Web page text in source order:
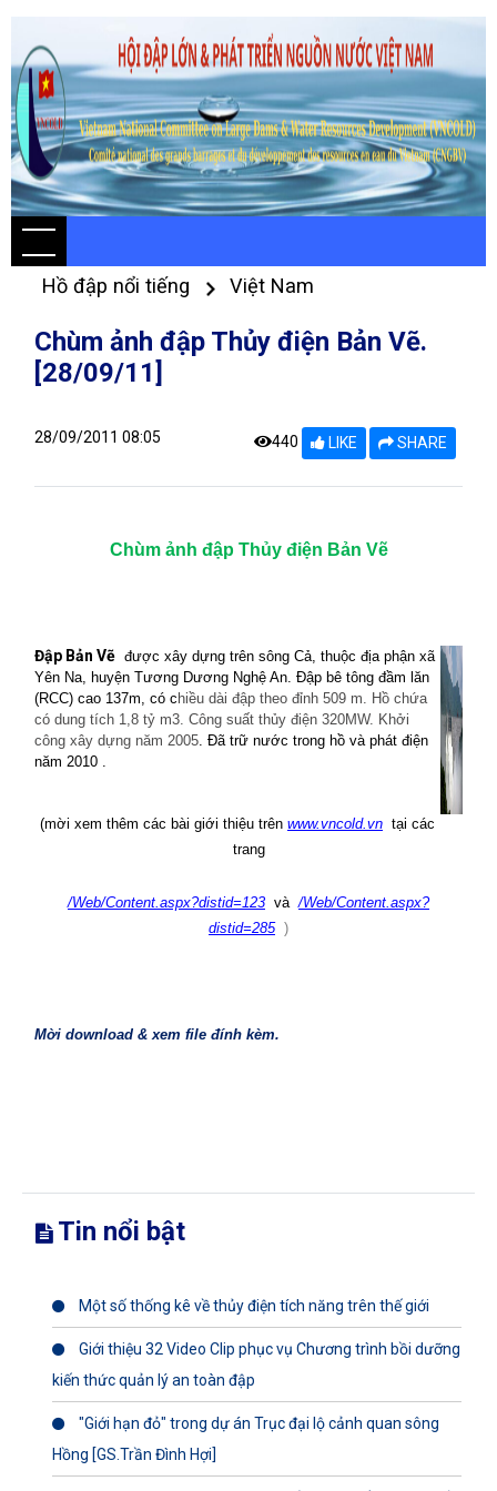
Hồ đập nổi tiếng Việt Nam
Chùm ảnh đập Thủy điện Bản Vẽ.
[28/09/11]
28/09/2011 08:05 440 LIKE SHARE
Chùm ảnh đập Thủy điện Bản Vẽ
Đập Bản Vẽ được xây dựng trên sông Cả, thuộc địa phận xã
Yên Na, huyện Tương Dương Nghệ An. Đập bê tông đầm lăn
(RCC) cao 137m, có c hiều dài đập theo đỉnh 509 m. Hồ chứa
có dung tích 1,8 tỷ m3. Công suất thủy điện 320MW. Khởi
công xây dựng năm 2005. Đã trữ nước trong hồ và phát điện
năm 2010 .
(mời xem thêm các bài giới thiệu trên www.vncold.vn tại các
trang
/Web/Content.aspx?distid=123 và /Web/Content.aspx?
distid=285 )
Mời download & xem file đính kèm.
Tin nổi bật
Một số thống kê về thủy điện tích năng trên thế giới
Giới thiệu 32 Video Clip phục vụ Chương trình bồi dưỡng
kiến thức quản lý an toàn đập
"Giới hạn đỏ" trong dự án Trục đại lộ cảnh quan sông
Hồng [GS.Trần Đình Hợi]